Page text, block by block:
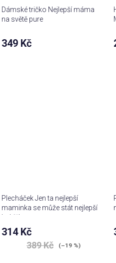
Dámské tričko Nejlepší máma
na světě pure
Průměrné
hodnocení
349 Kč
Plecháček Jen ta nejlepší
maminka se může stát nejlepší
babičkou
314 Kč
389 Kč (–19 %)